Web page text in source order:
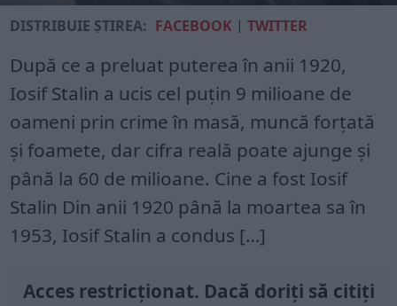
DISTRIBUIE ȘTIREA: FACEBOOK |TWITTER
După ce a preluat puterea în anii 1920,
Iosif Stalin a ucis cel puțin 9 milioane de
oameni prin crime în masă, muncă forțată
și foamete, dar cifra reală poate ajunge și
până la 60 de milioane. Cine a fost Iosif
Stalin Din anii 1920 până la moartea sa în
1953, Iosif Stalin a condus […]
Acces restricționat. Dacă doriți să citiți